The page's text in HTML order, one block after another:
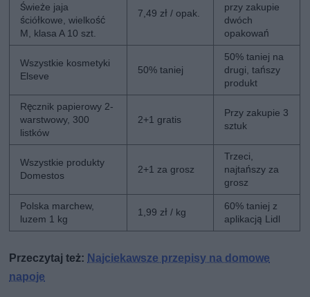
Świeże jaja
ściółkowe, wielkość
M, klasa A 10 szt.
7,49 zł / opak.
przy zakupie
dwóch
opakowań
Wszystkie kosmetyki
Elseve
50% taniej
50% taniej na
drugi, tańszy
produkt
Ręcznik papierowy 2-
warstwowy, 300
listków
2+1 gratis
Przy zakupie 3
sztuk
Wszystkie produkty
Domestos
2+1 za grosz
Trzeci,
najtańszy za
grosz
Polska marchew,
luzem 1 kg
1,99 zł / kg
60% taniej z
aplikacją Lidl
Przeczytaj też: Najciekawsze przepisy na domowe
napoje